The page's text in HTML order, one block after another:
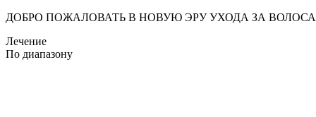
ДОБРО ПОЖАЛОВАТЬ В НОВУЮ ЭРУ УХОДА ЗА
Лечение
По диапазону